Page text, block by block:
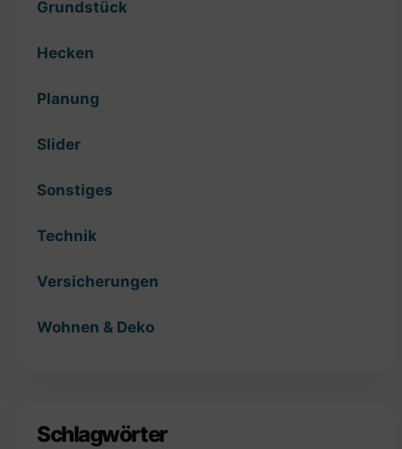
Grundstück
Hecken
Planung
Slider
Sonstiges
Technik
Versicherungen
Wohnen & Deko
Schlagwörter